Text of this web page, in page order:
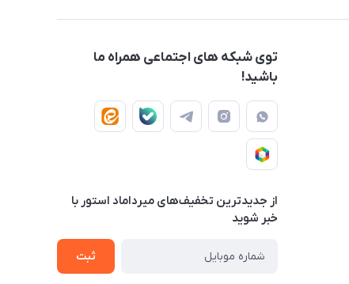
توی شبکه های اجتماعی همراه ما
باشید!
از جدید‌ترین تخفیف‌های میرداماد استور با‌
خبر شوید
ثبت